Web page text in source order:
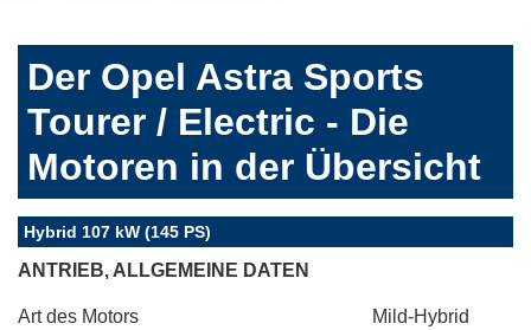
Der Opel Astra Sports
Tourer / Electric - Die
Motoren in der Übersicht
Hybrid 107 kW (145 PS)
ANTRIEB, ALLGEMEINE DATEN
Art des Motors Mild-Hybrid